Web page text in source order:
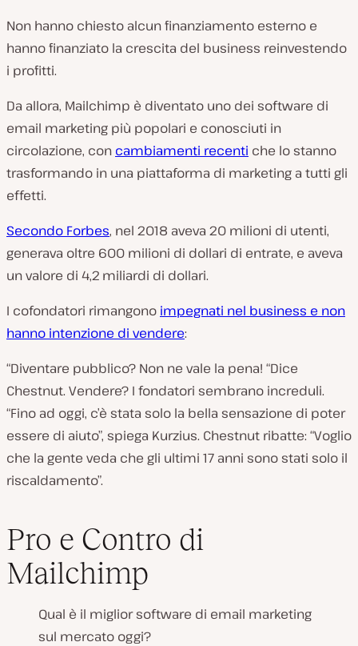
Non hanno chiesto alcun finanziamento esterno e
hanno finanziato la crescita del business reinvestendo
i profitti.
Da allora, Mailchimp è diventato uno dei software di
email marketing più popolari e conosciuti in
circolazione, con cambiamenti recenti che lo stanno
trasformando in una piattaforma di marketing a tutti gli
effetti.
Secondo Forbes, nel 2018 aveva 20 milioni di utenti,
generava oltre 600 milioni di dollari di entrate, e aveva
un valore di 4,2 miliardi di dollari.
I cofondatori rimangono impegnati nel business e non
hanno intenzione di vendere:
“Diventare pubblico? Non ne vale la pena! “Dice
Chestnut. Vendere? I fondatori sembrano increduli.
“Fino ad oggi, c’è stata solo la bella sensazione di poter
essere di aiuto”, spiega Kurzius. Chestnut ribatte: “Voglio
che la gente veda che gli ultimi 17 anni sono stati solo il
riscaldamento”.
Pro e Contro di
Mailchimp
Qual è il miglior software di email marketing
sul mercato oggi?